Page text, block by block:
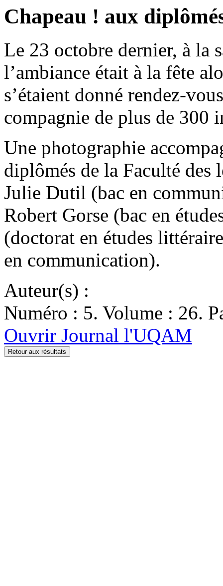
Chapeau ! aux
Le 23 octobre dernier, à la
l’ambiance était à la fête
s’étaient donné rendez-
compagnie de plus de
Une photographie
diplômés de la Faculté des
Julie Dutil (bac en
Robert Gorse (bac en
(doctorat en études
en communication).
Auteur(s) :
Numéro : 5. Volume : 26.
Ouvrir Journal l'UQAM
Retour aux résultats